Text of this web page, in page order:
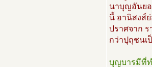
นาบุญอันยอ
นี้ อานิสงส์
ปราศจาก ร
กว่าปุถุชนเ
บุญบารมีที่ท